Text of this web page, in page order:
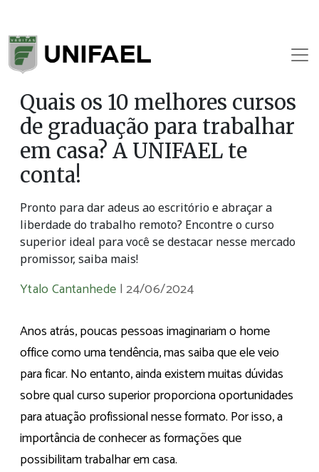
Quais os 10 melhores cursos
de graduação para trabalhar
em casa? A UNIFAEL te
conta!
Pronto para dar adeus ao escritório e abraçar a
liberdade do trabalho remoto? Encontre o curso
superior ideal para você se destacar nesse mercado
promissor, saiba mais!
Ytalo Cantanhede |24/06/2024
Anos atrás, poucas pessoas imaginariam o home
office como uma tendência, mas saiba que ele veio
para ficar. No entanto, ainda existem muitas dúvidas
sobre qual curso superior proporciona oportunidades
para atuação profissional nesse formato. Por isso, a
importância de conhecer as formações que
possibilitam trabalhar em casa.